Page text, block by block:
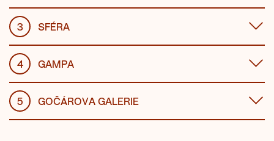
3 SFÉRA
4 GAMPA
5 GOČÁROVA GALERIE